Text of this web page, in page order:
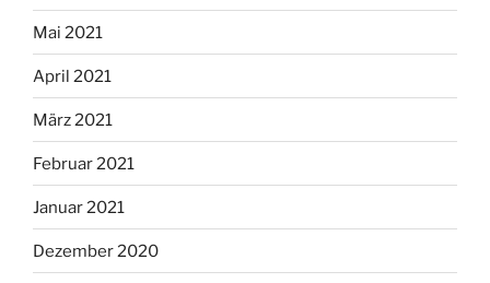
Mai 2021
April 2021
März 2021
Februar 2021
Januar 2021
Dezember 2020